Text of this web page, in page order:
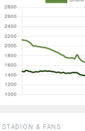
STADION & FANS: